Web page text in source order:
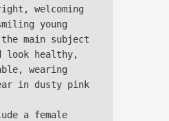
welcoming
young
the main subject
look healthy,
wearing
in dusty pink
a female